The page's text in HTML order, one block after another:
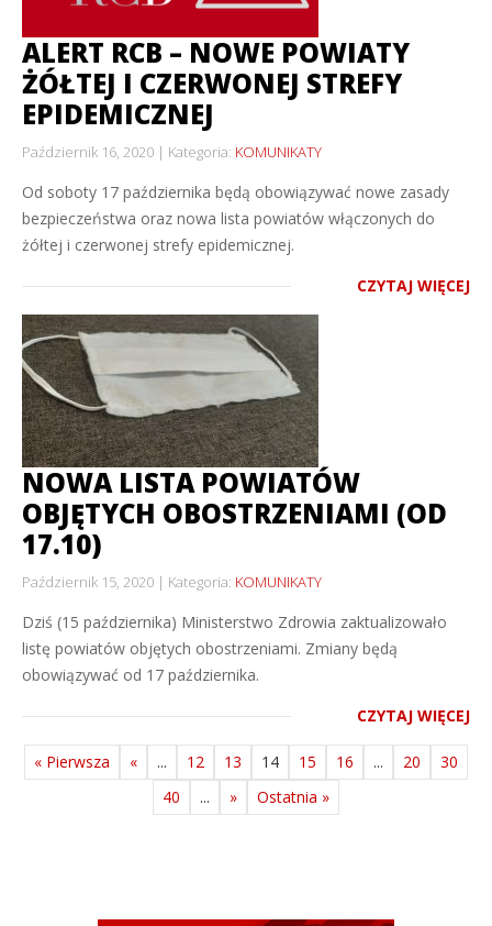
ALERT RCB – NOWE POWIATY
ŻÓŁTEJ I CZERWONEJ STREFY
EPIDEMICZNEJ
Październik 16, 2020 Kategoria: KOMUNIKATY
Od soboty 17 października będą obowiązywać nowe zasady
bezpieczeństwa oraz nowa lista powiatów włączonych do
żółtej i czerwonej strefy epidemicznej.
CZYTAJ WIĘCEJ
NOWA LISTA POWIATÓW
OBJĘTYCH OBOSTRZENIAMI (OD
17.10)
Październik 15, 2020 Kategoria: KOMUNIKATY
Dziś (15 października) Ministerstwo Zdrowia zaktualizowało
listę powiatów objętych obostrzeniami. Zmiany będą
obowiązywać od 17 października.
CZYTAJ WIĘCEJ
« Pierwsza « ... 12 13 14 15 16 ... 20
30
40
... » Ostatnia »